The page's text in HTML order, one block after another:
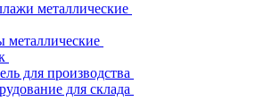
металлические
для производства
для склада